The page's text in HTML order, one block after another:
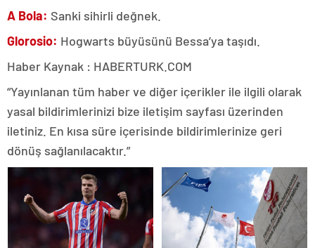
A Bola: Sanki sihirli değnek.
Glorosio: Hogwarts büyüsünü Bessa’ya taşıdı.
Haber Kaynak : HABERTURK.COM
“Yayınlanan tüm haber ve diğer içerikler ile ilgili olarak
yasal bildirimlerinizi bize iletişim sayfası üzerinden
iletiniz. En kısa süre içerisinde bildirimlerinize geri
dönüş sağlanılacaktır.”